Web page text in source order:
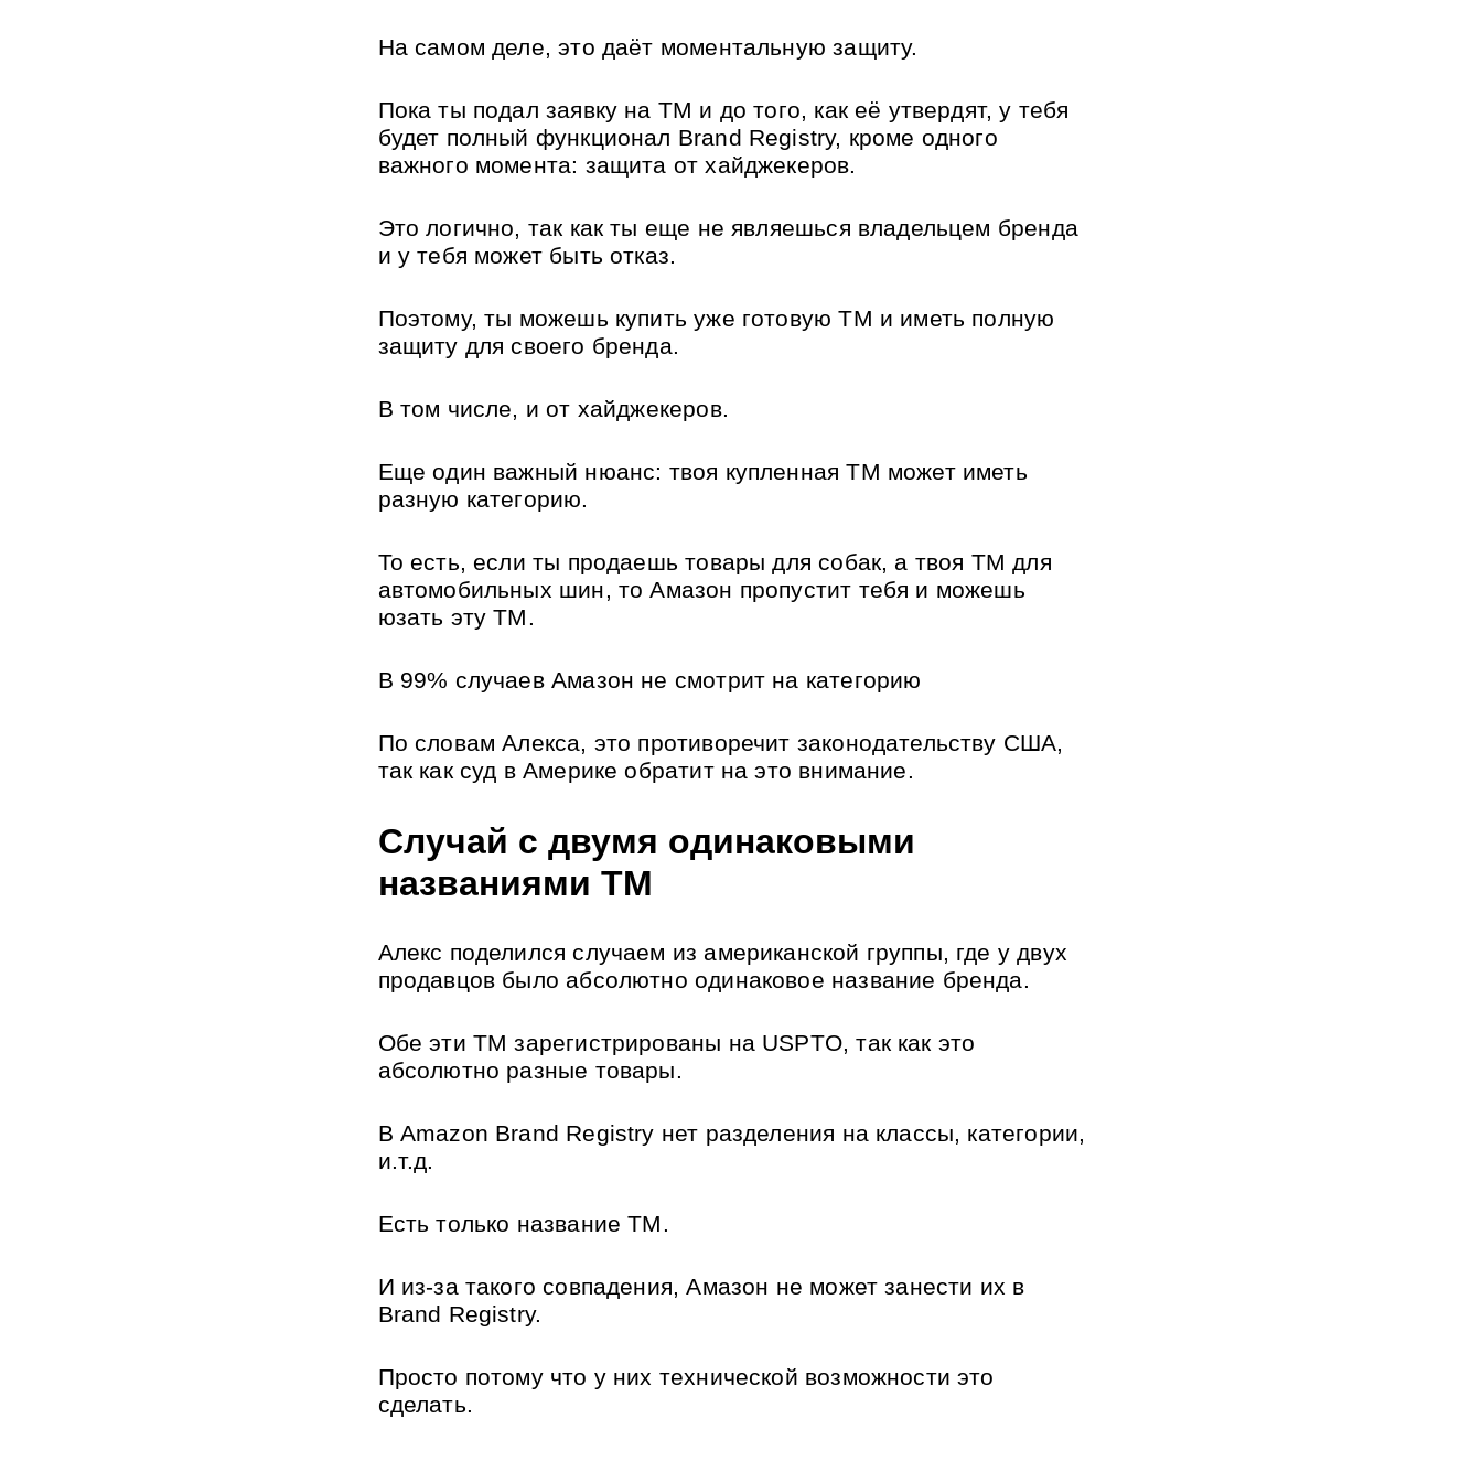
На самом деле, это даёт моментальную защиту.
Пока ты подал заявку на ТМ и до того, как её утвердят, у тебя
будет полный функционал Brand Registry, кроме одного
важного момента: защита от хайджекеров.
Это логично, так как ты еще не являешься владельцем бренда
и у тебя может быть отказ.
Поэтому, ты можешь купить уже готовую ТМ и иметь полную
защиту для своего бренда.
В том числе, и от хайджекеров.
Еще один важный нюанс: твоя купленная ТМ может иметь
разную категорию.
То есть, если ты продаешь товары для собак, а твоя ТМ для
автомобильных шин, то Амазон пропустит тебя и можешь
юзать эту ТМ.
В 99% случаев Амазон не смотрит на категорию
По словам Алекса, это противоречит законодательству США,
так как суд в Америке обратит на это внимание.
Случай с двумя одинаковыми
названиями ТМ
Алекс поделился случаем из американской группы, где у двух
продавцов было абсолютно одинаковое название бренда.
Обе эти ТМ зарегистрированы на USPTO, так как это
абсолютно разные товары.
В Amazon Brand Registry нет разделения на классы, категории,
и.т.д.
Есть только название ТМ.
И из-за такого совпадения, Амазон не может занести их в
Brand Registry.
Просто потому что у них технической возможности это
сделать.